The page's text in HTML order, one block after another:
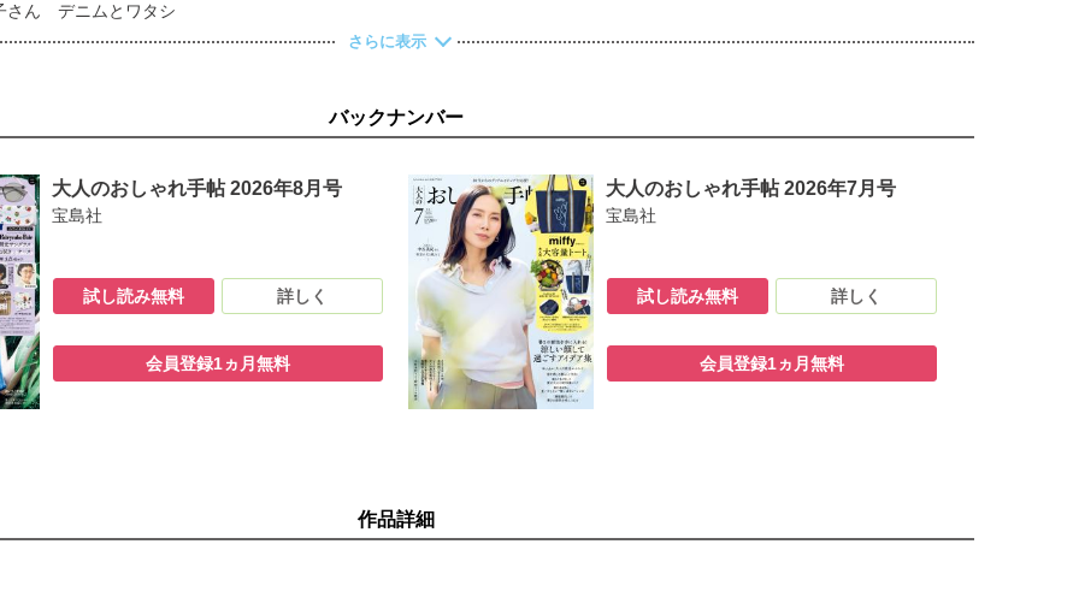
ん デニムとワタシ
合！ おしゃれ番長の晩夏１週間コーデ ＡＹＵＭＩさん／中村ひさみさん／菜木のり子さん
コーデ
注目ブランド８
ンストア
ピ 大庭英子さん／小林まさみさん／市瀬悦子さん
る！ おいしくいただく健康オイル
の美容法９
リフトアップメイク
かりさん×沖田修一さん
て」
さらに表示
バックナンバー
大人のおしゃれ手帖 2026年8月号
宝島社
試し読み無料 詳しく
会員登録1ヵ月無料
大人のおしゃれ手帖 2026年7月号
宝島社
試し読み無料 詳しく
会員登録1ヵ月無料
作品詳細